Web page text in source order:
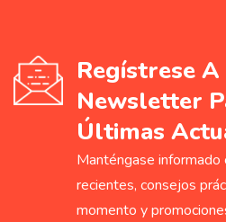
Regístrese
Newsletter
Últimas
Manténgase informado
recientes, consejos
momento y